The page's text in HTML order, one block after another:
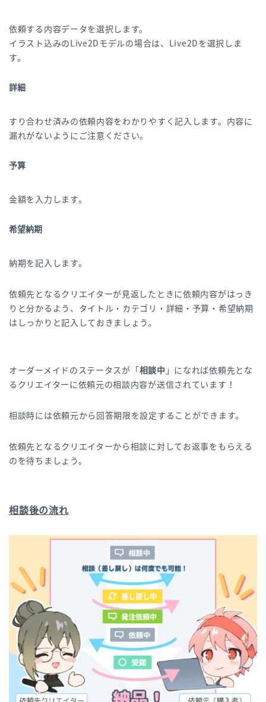
依頼する内容データを選択します。
イラスト込みのLive2Dモデルの場合は、Live2Dを選択しま
す。
詳細
すり合わせ済みの依頼内容をわかりやすく記入します。内容に
漏れがないようにご注意ください。
予算
金額を入力します。
希望納期
納期を記入します。
依頼先となるクリエイターが見返したときに依頼内容がはっき
りと分かるよう、タイトル・カテゴリ・詳細・予算・希望納期
はしっかりと記入しておきましょう。
オーダーメイドのステータスが「相談中 」になれば依頼先とな
るクリエイターに依頼元の相談内容が送信されています！
相談時には依頼元から回答期限を設定することができます。
依頼先となるクリエイターから相談に対してお返事をもらえる
のを待ちましょう。
相談後の流れ